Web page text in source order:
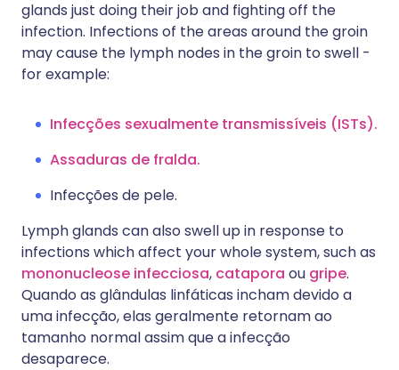
glands just doing their job and fighting off the
infection. Infections of the areas around the groin
may cause the lymph nodes in the groin to swell -
for example:
Infecções sexualmente transmissíveis (ISTs).
Assaduras de fralda.
Infecções de pele.
Lymph glands can also swell up in response to
infections which affect your whole system, such as
mononucleose infecciosa, catapora ou gripe.
Quando as glândulas linfáticas incham devido a
uma infecção, elas geralmente retornam ao
tamanho normal assim que a infecção
desaparece.